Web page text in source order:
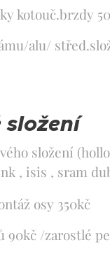
kotouč.brzdy
alu/
složení
složení
, isis , sram
osy 350kč
90kč /zarostlé